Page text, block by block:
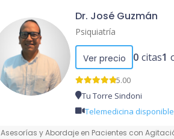
Dr. José Guzmán
Psiquiatría
Ver precio 0 citas1
5.00
Tu Torre Sindoni
Telemedicina disponible
Asesorías y Abordaje en Pacientes con